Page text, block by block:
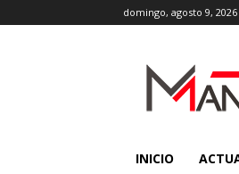
domingo, agosto 9, 2026
INICIO